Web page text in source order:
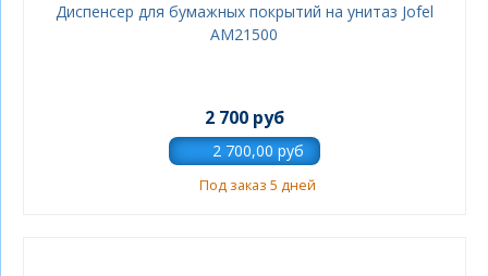
Диспенсер для бумажных покрытий на унитаз Jofel
AM21500
2 700 руб
Под заказ 5 дней